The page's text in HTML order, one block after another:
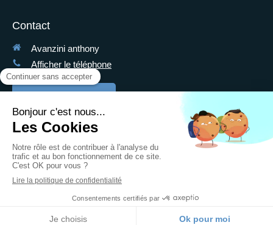
Contact
Avanzini anthony
Afficher le téléphone
Plan du site
Mentions légales
Création et référencement du site par Simplébo
Ce site a été proposé par la